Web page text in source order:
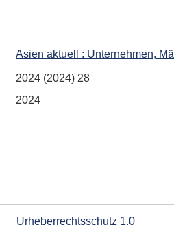
Asien aktuell : Unternehmen,
2024 (2024) 28
2024
Urheberrechtsschutz 1.0